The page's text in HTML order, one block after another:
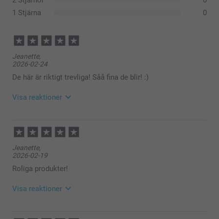
1 Stjärna
0
Jeanette,
2026-02-24
De här är riktigt trevliga! Såå fina de blir! :)
Visa reaktioner
10:07
Hej Jeanette,
Stort tack för dina ⭐️⭐️⭐️⭐️⭐️ och omdöme, underbart
att du gillar Minikorten, det gläder oss mycket 🩵
Varma hälsningar,
Kirsi @smartphoto
Jeanette,
2026-02-19
Roliga produkter!
Visa reaktioner